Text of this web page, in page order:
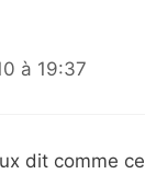
à 19:37
dit comme